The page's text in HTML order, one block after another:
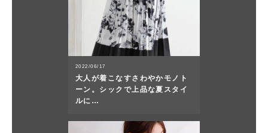
2022/06/17
大人が着こなすさわやかモノト
ーン。シックで上品な夏スタイ
ルに…